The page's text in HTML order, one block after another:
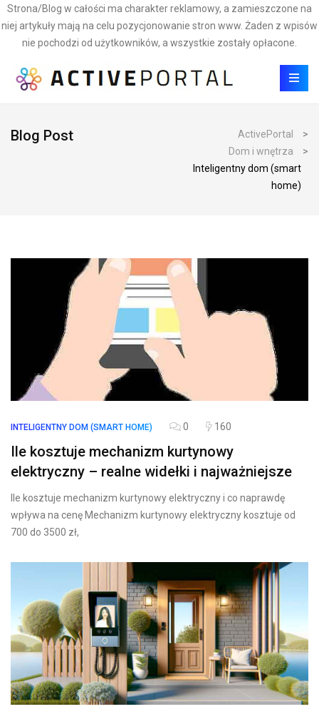
Strona/Blog w całości ma charakter reklamowy, a zamieszczone na
niej artykuły mają na celu pozycjonowanie stron www. Żaden z wpisów
nie pochodzi od użytkowników, a wszystkie zostały opłacone.
Blog Post ActivePortal
>
Dom i wnętrza
>
Inteligentny dom (smart
home)
INTELIGENTNY DOM (SMART HOME) 0 160
Ile kosztuje mechanizm kurtynowy
elektryczny – realne widełki i najważniejsze
Ile kosztuje mechanizm kurtynowy elektryczny i co naprawdę
wpływa na cenę Mechanizm kurtynowy elektryczny kosztuje od
700 do 3500 zł,